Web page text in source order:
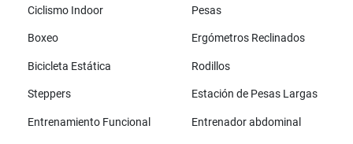
Ciclismo Indoor Pesas
Boxeo Ergómetros Reclinados
Bicicleta Estática Rodillos
Steppers Estación de Pesas Largas
Entrenamiento Funcional Entrenador abdominal